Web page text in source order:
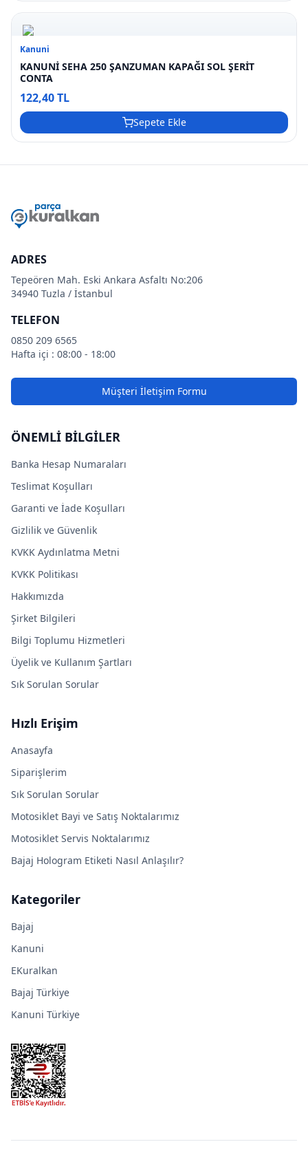
Kanuni
KANUNİ SEHA 250 ŞANZUMAN KAPAĞI SOL ŞERİT
CONTA
122,40 TL
Sepete Ekle
ADRES
Tepeören Mah. Eski Ankara Asfaltı No:206
34940 Tuzla / İstanbul
TELEFON
0850 209 6565
Hafta içi : 08:00 - 18:00
Müşteri İletişim Formu
ÖNEMLİ BİLGİLER
Banka Hesap Numaraları
Teslimat Koşulları
Garanti ve İade Koşulları
Gizlilik ve Güvenlik
KVKK Aydınlatma Metni
KVKK Politikası
Hakkımızda
Şirket Bilgileri
Bilgi Toplumu Hizmetleri
Üyelik ve Kullanım Şartları
Sık Sorulan Sorular
Hızlı Erişim
Anasayfa
Siparişlerim
Sık Sorulan Sorular
Motosiklet Bayi ve Satış Noktalarımız
Motosiklet Servis Noktalarımız
Bajaj Hologram Etiketi Nasıl Anlaşılır?
Kategoriler
Bajaj
Kanuni
EKuralkan
Bajaj Türkiye
Kanuni Türkiye